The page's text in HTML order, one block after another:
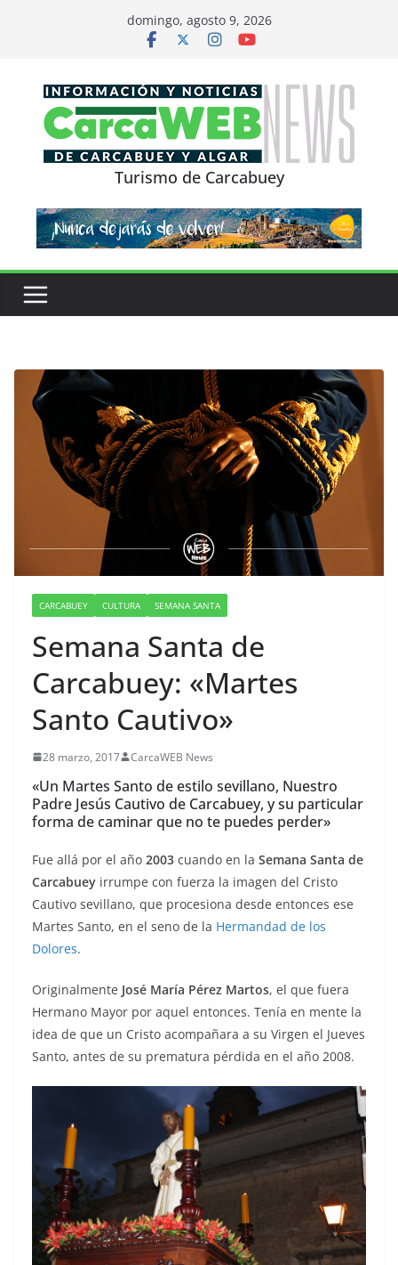
domingo, agosto 9, 2026
Turismo de Carcabuey
CARCABUEY CULTURA SEMANA SANTA
Semana Santa de
Carcabuey: «Martes
Santo Cautivo»
28 marzo, 2017 CarcaWEB News
«Un Martes Santo de estilo sevillano, Nuestro
Padre Jesús Cautivo de Carcabuey, y su particular
forma de caminar que no te puedes perder»
Fue allá por el año 2003 cuando en la Semana Santa de
Carcabuey irrumpe con fuerza la imagen del Cristo
Cautivo sevillano, que procesiona desde entonces ese
Martes Santo, en el seno de la Hermandad de los
Dolores.
Originalmente José María Pérez Martos, el que fuera
Hermano Mayor por aquel entonces. Tenía en mente la
idea de que un Cristo acompañara a su Virgen el Jueves
Santo, antes de su prematura pérdida en el año 2008.